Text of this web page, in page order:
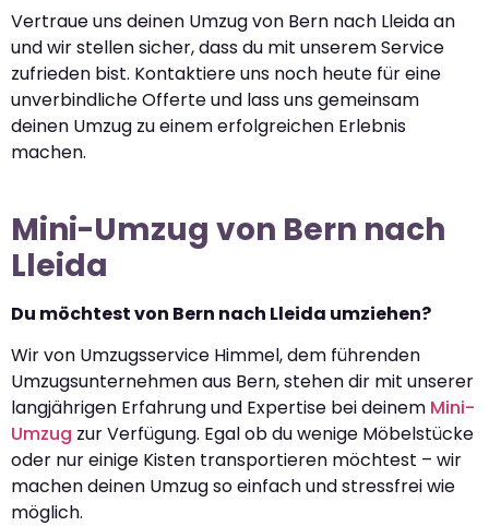
Vertraue uns deinen Umzug von Bern nach Lleida an
und wir stellen sicher, dass du mit unserem Service
zufrieden bist. Kontaktiere uns noch heute für eine
unverbindliche Offerte und lass uns gemeinsam
deinen Umzug zu einem erfolgreichen Erlebnis
machen.
Mini-Umzug von Bern nach
Lleida
Du möchtest von Bern nach Lleida umziehen?
Wir von Umzugsservice Himmel, dem führenden
Umzugsunternehmen aus Bern, stehen dir mit unserer
langjährigen Erfahrung und Expertise bei deinem Mini-
Umzug zur Verfügung. Egal ob du wenige Möbelstücke
oder nur einige Kisten transportieren möchtest – wir
machen deinen Umzug so einfach und stressfrei wie
möglich.